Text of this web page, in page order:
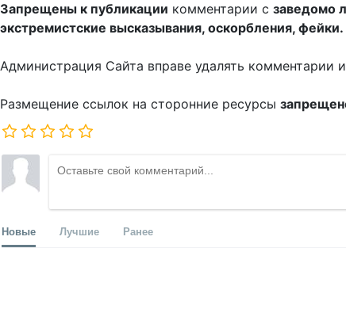
Запрещены к публикации комментарии с заведомо
экстремистские высказывания, оскорбления, фейки.
Администрация Сайта вправе удалять комментарии
Размещение ссылок на сторонние ресурсы
Новые Лучшие Ранее